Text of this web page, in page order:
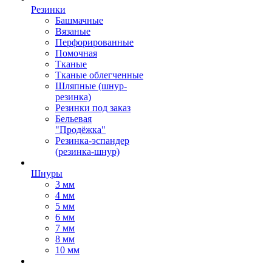
Резинки
Башмачные
Вязаные
Перфорированные
Помочная
Тканые
Тканые облегченные
Шляпные (шнур-
резинка)
Резинки под заказ
Бельевая
"Продёжка"
Резинка-эспандер
(резинка-шнур)
Шнуры
3 мм
4 мм
5 мм
6 мм
7 мм
8 мм
10 мм